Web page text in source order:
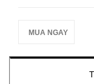
MUA NGAY